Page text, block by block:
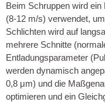
Beim Schruppen wird
(8-12 m/s) verwendet,
Schlichten wird auf
mehrere Schnitte
Entladungsparameter
werden dynamisch
0,8 μm) und die
optimieren und ein